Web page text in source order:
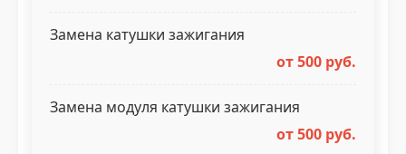
Замена катушки зажигания
от 500 руб.
Замена модуля катушки зажигания
от 500 руб.